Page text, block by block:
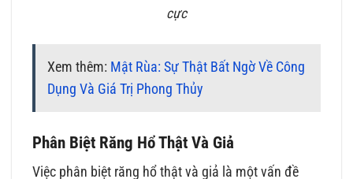
cực
Xem thêm: Mật Rùa: Sự Thật Bất Ngờ Về Công
Dụng Và Giá Trị Phong Thủy
Phân Biệt Răng Hổ Thật Và Giả
Việc phân biệt răng hổ thật và giả là một vấn đề